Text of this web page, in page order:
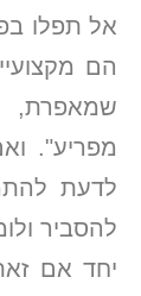
אל תפלו
הם
שמאפרת,
מפריע".
לדעת
להסביר
יחד אם